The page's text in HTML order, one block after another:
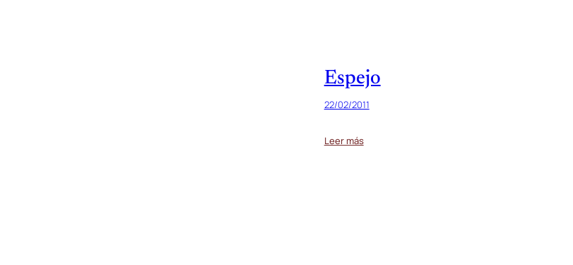
Espejo
22/02/2011
Leer más